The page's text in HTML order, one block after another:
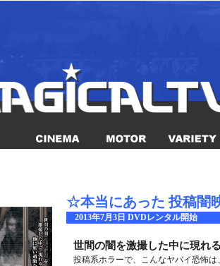
☆本当にあった 投稿闇
2013年7月3日 DVDレンタル開始
世間の闇を激撮した中に現れ
投稿系ホラーで、こんなヤバイ恐怖